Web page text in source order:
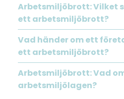
Arbetsmiljöbrott: Vilket
ett arbetsmiljöbrott?
Vad händer om ett
ett arbetsmiljöbrott?
Arbetsmiljöbrott: Vad
arbetsmiljölagen?